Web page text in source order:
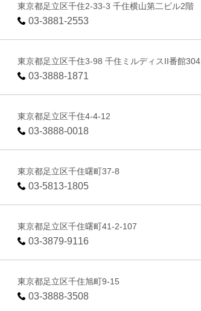
東京都足立区千住2-33-3 千住横山第二ビル2階
03-3881-2553
東京都足立区千住3-98 千住ミルディスII番館304
03-3888-1871
東京都足立区千住4-4-12
03-3888-0018
東京都足立区千住曙町37-8
03-5813-1805
東京都足立区千住曙町41-2-107
03-3879-9116
東京都足立区千住旭町9-15
03-3888-3508